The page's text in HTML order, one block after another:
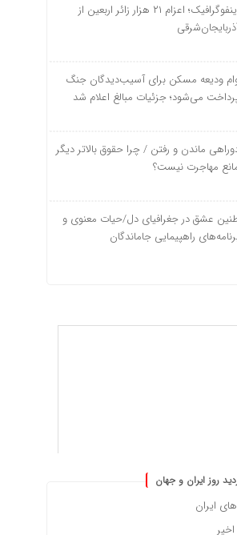
اینفوگرافیک؛ اعزام ۲۱ هزار زائر اربعین از
ودیعه مسکن برای آسیب‌دیدگان جنگ
می‌شود؛ جزئیات مبالغ اعلام شد
ماندن و رفتن / چرا حقوق بالاتر دیگر
مهاجرت نیست؟
عشق در جغرافیای دل/حیات معنوی و
راهپیمایی جاماندگان
روز ایران و جهان
ایران